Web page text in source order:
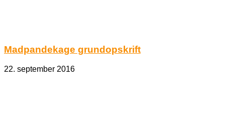
Madpandekage grundopskrift
22. september 2016